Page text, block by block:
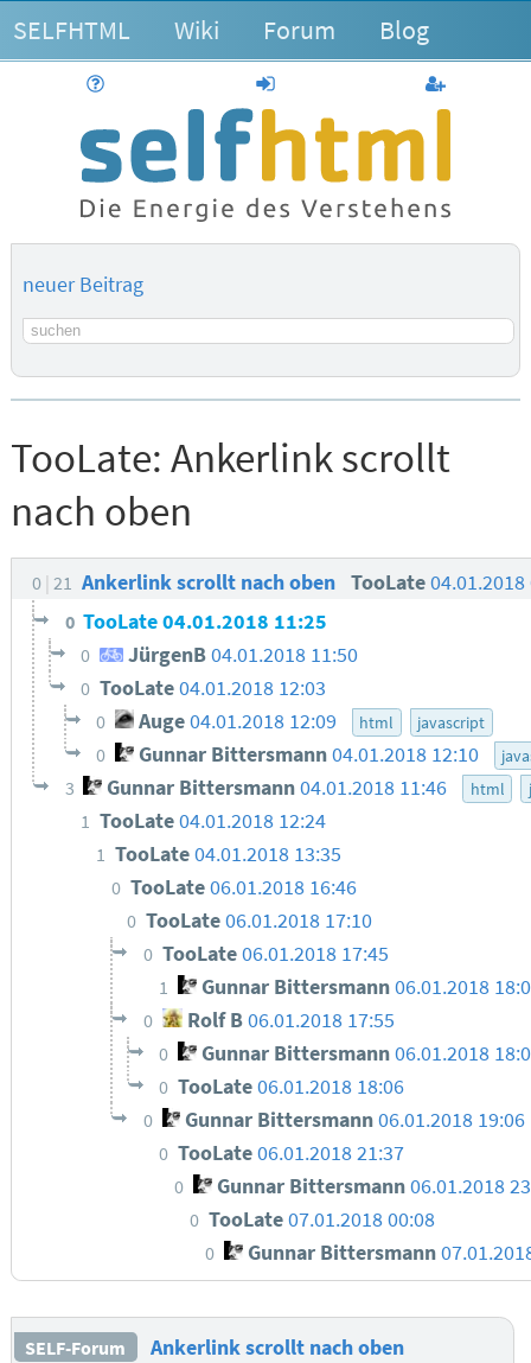
SELFHTML Wiki Forum Blog
anmelden
neuer Beitrag
Suchbegriff
TooLate: Ankerlink scrollt
nach oben
0 21 Ankerlink scrollt nach oben TooLate
0 TooLate04.01.2018 11:25
0 JürgenB04.01.2018 11:50
0 TooLate04.01.2018 12:03
0 Auge04.01.2018 12:09 html javascript
0 Gunnar Bittersmann04.01.2018 12:10
3 Gunnar Bittersmann04.01.2018 11:46 html
1 TooLate04.01.2018 12:24
1 TooLate04.01.2018 13:35
0 TooLate06.01.2018 16:46
0 TooLate06.01.2018 17:10
0 TooLate06.01.2018 17:45
1 Gunnar Bittersmann 06.01.2018
0 Rolf B06.01.2018 17:55
0 Gunnar Bittersmann 06.01.2018
0 TooLate06.01.2018 18:06
0 Gunnar Bittersmann06.01.2018 19:06
0 TooLate06.01.2018 21:37
0 Gunnar Bittersmann06.01.2018
0 TooLate07.01.2018 00:08
0 Gunnar Bittersmann
SELF-Forum
Ankerlink scrollt nach oben